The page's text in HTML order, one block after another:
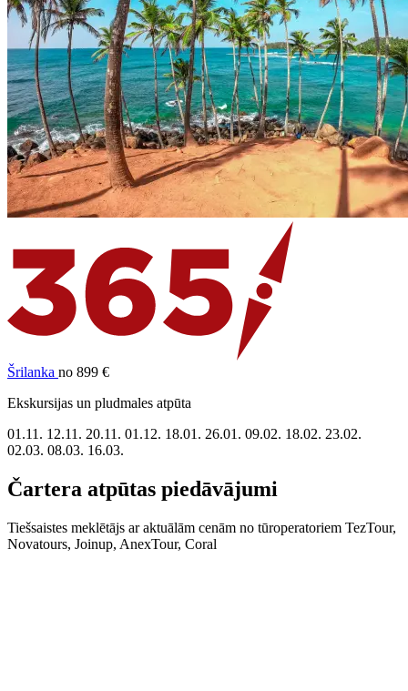
Šrilanka no 899 €
Ekskursijas un pludmales atpūta
01.11. 12.11. 20.11. 01.12. 18.01. 26.01. 09.02. 18.02. 23.02.
02.03. 08.03. 16.03.
Čartera atpūtas piedāvājumi
Tiešsaistes meklētājs ar aktuālām cenām no tūroperatoriem TezTour,
Novatours, Joinup, AnexTour, Coral